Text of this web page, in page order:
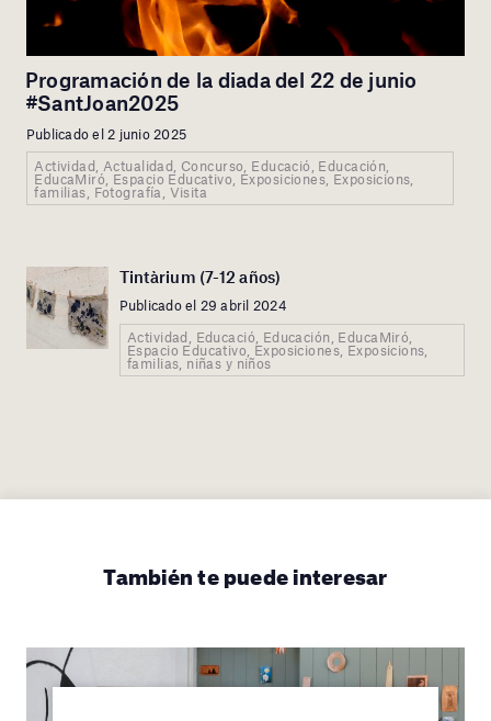
Programación de la diada del 22 de junio
#SantJoan2025
Publicado el 2 junio 2025
Actividad, Actualidad, Concurso, Educació, Educación,
EducaMiró, Espacio Educativo, Exposiciones, Exposicions,
familias, Fotografía, Visita
Tintàrium (7-12 años)
Publicado el 29 abril 2024
Actividad, Educació, Educación, EducaMiró,
Espacio Educativo, Exposiciones, Exposicions,
familias, niñas y niños
También te puede interesar